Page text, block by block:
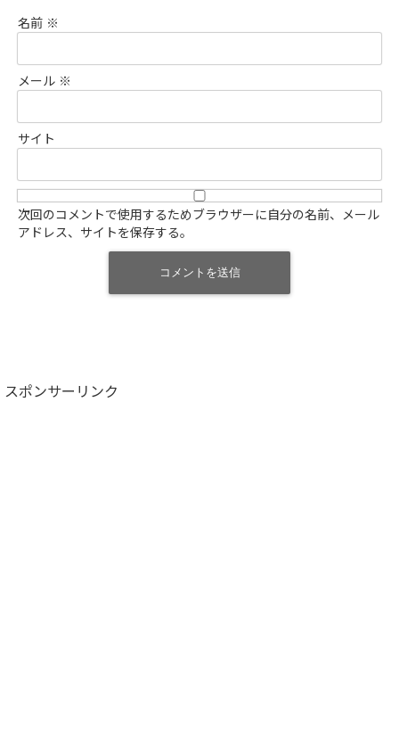
名前 ※
メール ※
サイト
次回のコメントで使用するためブラウザーに自分の名前、メール
アドレス、サイトを保存する。
スポンサーリンク